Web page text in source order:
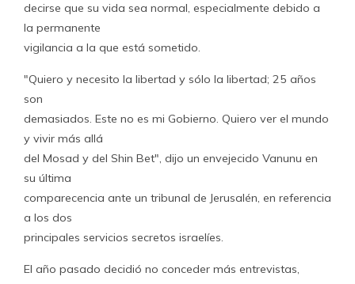
decirse que su vida sea normal, especialmente debido a
la permanente
vigilancia a la que está sometido.
"Quiero y necesito la libertad y sólo la libertad; 25 años
son
demasiados. Este no es mi Gobierno. Quiero ver el mundo
y vivir más allá
del Mosad y del Shin Bet", dijo un envejecido Vanunu en
su última
comparecencia ante un tribunal de Jerusalén, en referencia
a los dos
principales servicios secretos israelíes.
El año pasado decidió no conceder más entrevistas,